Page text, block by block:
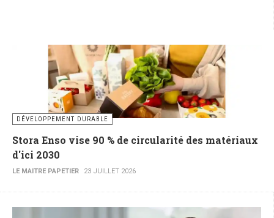
DÉVELOPPEMENT DURABLE
Stora Enso vise 90 % de circularité des matériaux
d'ici 2030
LE MAITRE PAPETIER 23 JUILLET 2026